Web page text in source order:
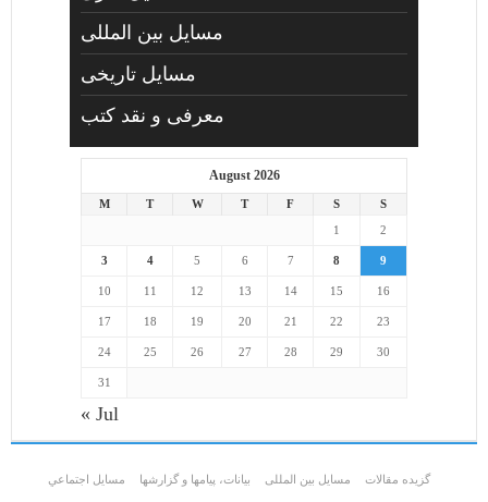
مسایل بین المللی
مسایل تاریخی
معرفی و نقد کتب
August 2026
M T W T F S
S
1
2
3 4 5 6 7 8 9
10 11 12 13 14 15 16
17 18 19 20 21 22 23
24 25 26 27 28 29 30
31
« Jul
گزیده مقالات مسایل بین المللی بیانات، پیامها و گزارشها مسايل اجتماعي